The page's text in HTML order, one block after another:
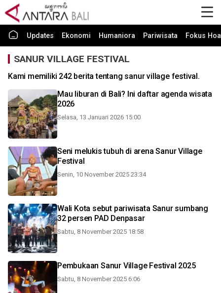
Updates Ekonomi Humaniora Pariwisata Fokus
SANUR VILLAGE FESTIVAL
Kami memiliki 242 berita tentang sanur village festival.
Mau liburan di Bali? Ini daftar agenda wisata
2026
Selasa, 13 Januari 2026 15:00
Seni melukis tubuh di arena Sanur Village
Festival
Senin, 10 November 2025 23:34
Wali Kota sebut pariwisata Sanur sumbang
32 persen PAD Denpasar
Sabtu, 8 November 2025 18:58
Pembukaan Sanur Village Festival 2025
Sabtu, 8 November 2025 6:06